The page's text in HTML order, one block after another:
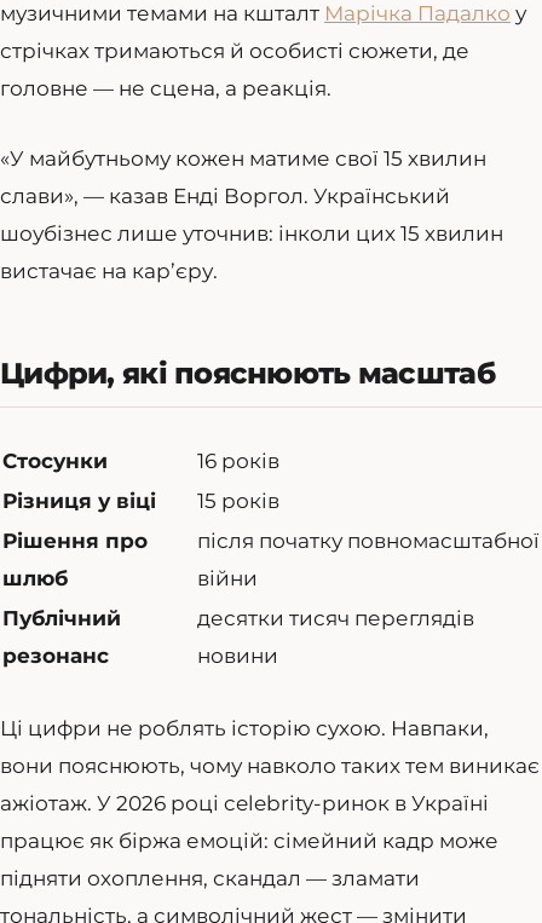
музичними темами на кшталт Марічка Падалко у
стрічках тримаються й особисті сюжети, де
головне — не сцена, а реакція.
«У майбутньому кожен матиме свої 15 хвилин
слави», — казав Енді Воргол. Український
шоубізнес лише уточнив: інколи цих 15 хвилин
вистачає на кар’єру.
Цифри, які пояснюють масштаб
Стосунки
16 років
Різниця у віці
15 років
Рішення про
шлюб
після початку повномасштабної
війни
Публічний
резонанс
десятки тисяч переглядів
новини
Ці цифри не роблять історію сухою. Навпаки,
вони пояснюють, чому навколо таких тем виникає
ажіотаж. У 2026 році celebrity-ринок в Україні
працює як біржа емоцій: сімейний кадр може
підняти охоплення, скандал — зламати
тональність, а символічний жест — змінити